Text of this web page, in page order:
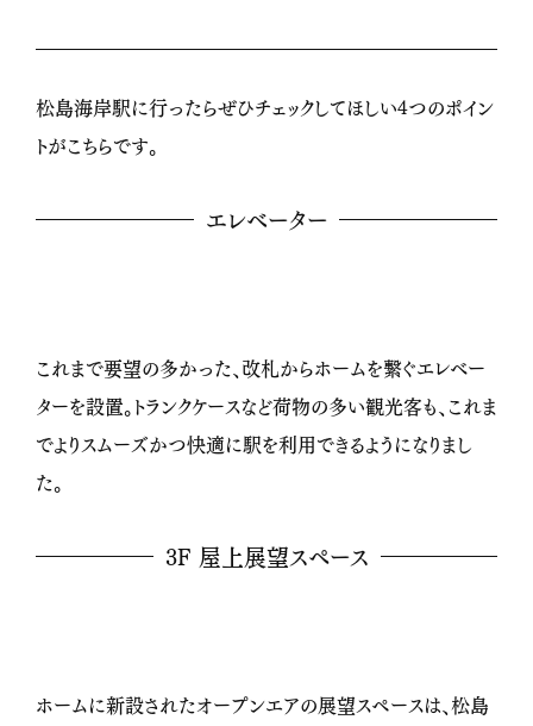
松島海岸駅に行ったらぜひチェックしてほしい4つのポイン
トがこちらです。
エレベーター
これまで要望の多かった、改札からホームを繋ぐエレベー
ターを設置。トランクケースなど荷物の多い観光客も、これま
でよりスムーズかつ快適に駅を利用できるようになりまし
た。
3F 屋上展望スペース
ホームに新設されたオープンエアの展望スペースは、松島